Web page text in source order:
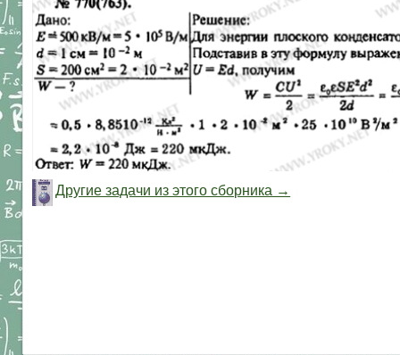
Другие задачи из этого сборника →